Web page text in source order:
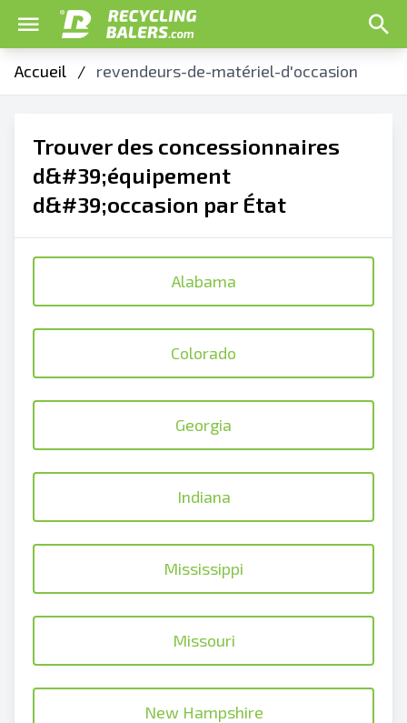
Accueil / revendeurs-de-matériel-d'occasion
Trouver des concessionnaires
d&#39;équipement
d&#39;occasion par État
Alabama
Colorado
Georgia
Indiana
Mississippi
Missouri
New Hampshire